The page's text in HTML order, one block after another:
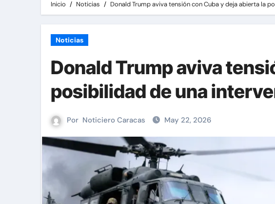
Inicio Noticias Donald Trump aviva tensión con Cuba y deja abierta la
Noticias
Donald Trump aviva
posibilidad de una
Por Noticiero Caracas May 22, 2026